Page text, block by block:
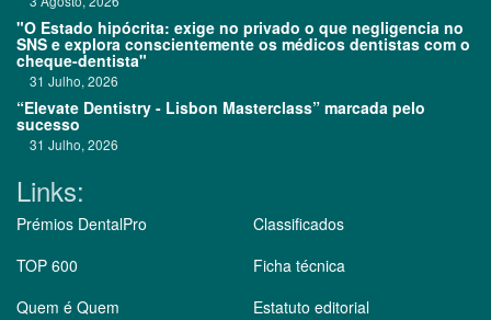
"O Estado hipócrita: exige no privado o que negligencia no
SNS e explora conscientemente os médicos dentistas com o
cheque-dentista"
31 Julho, 2026
“Elevate Dentistry - Lisbon Masterclass” marcada pelo
sucesso
31 Julho, 2026
Links:
Prémios DentalPro
TOP 600
Quem é Quem
Classificados
Ficha técnica
Estatuto editorial